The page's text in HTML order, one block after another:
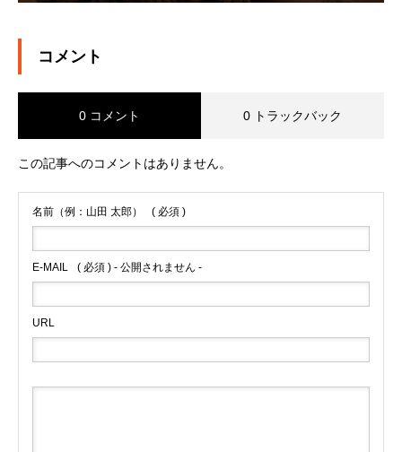
コメント
0 コメント 0 トラックバック
この記事へのコメントはありません。
名前（例：山田 太郎） ( 必須 )
E-MAIL ( 必須 ) - 公開されません -
URL